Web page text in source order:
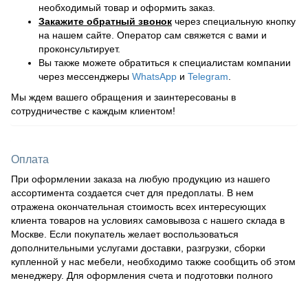
необходимый товар и оформить заказ.
Закажите обратный звонок через специальную кнопку
на нашем сайте. Оператор сам свяжется с вами и
проконсультирует.
Вы также можете обратиться к специалистам компании
через мессенджеры WhatsApp и Telegram
Мы ждем вашего обращения и заинтересованы в
сотрудничестве с каждым клиентом!
Оплата
При оформлении заказа на любую продукцию из нашего
ассортимента создается счет для предоплаты. В нем
отражена окончательная стоимость всех интересующих
клиента товаров на условиях самовывоза с нашего склада в
Москве. Если покупатель желает воспользоваться
дополнительными услугами доставки, разгрузки, сборки
купленной у нас мебели, необходимо также сообщить об этом
менеджеру. Для оформления счета и подготовки полного